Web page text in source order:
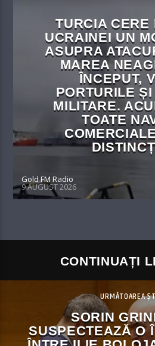
TURCIA CERE
UCRAINEI UN
ASUPRA
MAREA
ÎNCEPUT,
PORTURILE
MILITARE.
TOATE
Gold FM Radio
9 AUGUST 2026
CONTINUAȚI
URMĂTOAREA
SORIN
SUSPECTEAZĂ O